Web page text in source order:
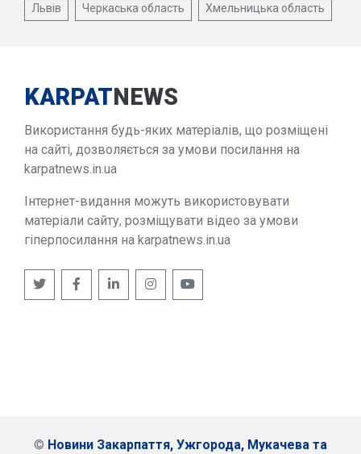
Львів Черкаська область Хмельницька область
KARPATNEWS
Використання будь-яких матеріалів, що розміщені
на сайті, дозволяється за умови посилання на
karpatnews.in.ua
Інтернет-видання можуть використовувати
матеріали сайту, розміщувати відео за умови
гіперпосилання на karpatnews.in.ua
© Новини Закарпаття, Ужгорода, Мукачева та